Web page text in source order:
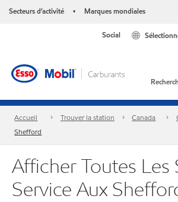
Secteurs d’activité • Marques mondiales
Social
Accueil Trouver la station Canada
Shefford
Afficher Toutes
Service Aux